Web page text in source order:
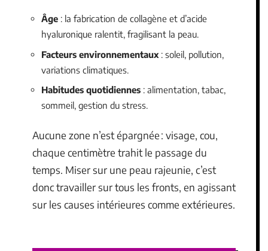
Âge : la fabrication de collagène et d’acide
hyaluronique ralentit, fragilisant la peau.
Facteurs environnementaux : soleil, pollution,
variations climatiques.
Habitudes quotidiennes : alimentation, tabac,
sommeil, gestion du stress.
Aucune zone n’est épargnée : visage, cou,
chaque centimètre trahit le passage du
temps. Miser sur une peau rajeunie, c’est
donc travailler sur tous les fronts, en agissant
sur les causes intérieures comme extérieures.